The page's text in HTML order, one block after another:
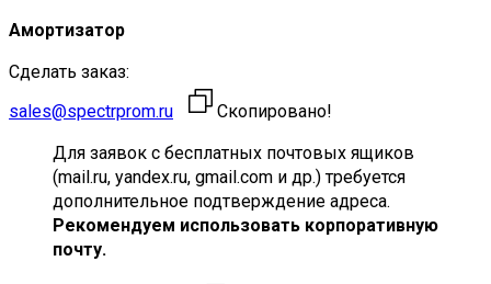
Амортизатор
Сделать заказ:
sales@spectrprom.ru
Скопировано!
Для заявок с бесплатных почтовых ящиков
(mail.ru, yandex.ru, gmail.com и др.) требуется
дополнительное подтверждение адреса.
Рекомендуем использовать корпоративную
почту.